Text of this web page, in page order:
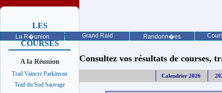
La R�union Grand Raid Randonn�es
LES
PROCHAINES
COURSES
A la Réunion
Trail Vaincre Parkinson
Trail du Sud Sauvage
Consultez vos résultats de courses,
Calendrier 2026